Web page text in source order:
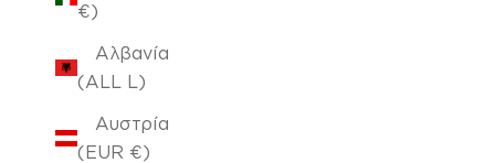
€)
Αλβανία
(ALL L)
Αυστρία
(EUR €)